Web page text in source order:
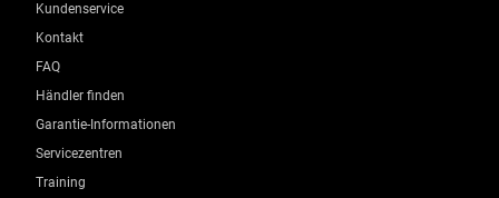
Kundenservice
Kontakt
FAQ
Händler finden
Garantie-Informationen
Servicezentren
Training